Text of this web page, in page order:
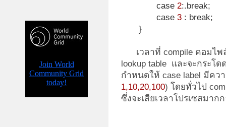
case 2:.break;
case 3 : break;
}
เวลาที่ compile คอมไพล์
lookup table และจะกระโ
กำหนดให้ case label มีคว
1,10,20,100) โดยทั่วไป
ซึ่งจะเสียเวลาโปรเซสมาก